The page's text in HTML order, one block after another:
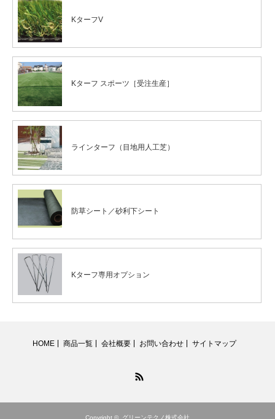
KターフV
Kターフ スポーツ［受注生産］
ラインターフ（目地用人工芝）
防草シート／砂利下シート
Kターフ専用オプション
HOME 商品一覧 会社概要 お問い合わせ サイトマップ
Copyright © グリーンテクノ株式会社